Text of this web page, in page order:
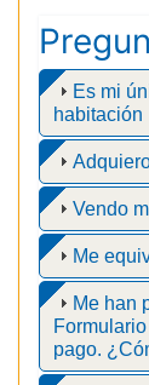
Es mi
habitación
Vendo
Me
Me han
pago.